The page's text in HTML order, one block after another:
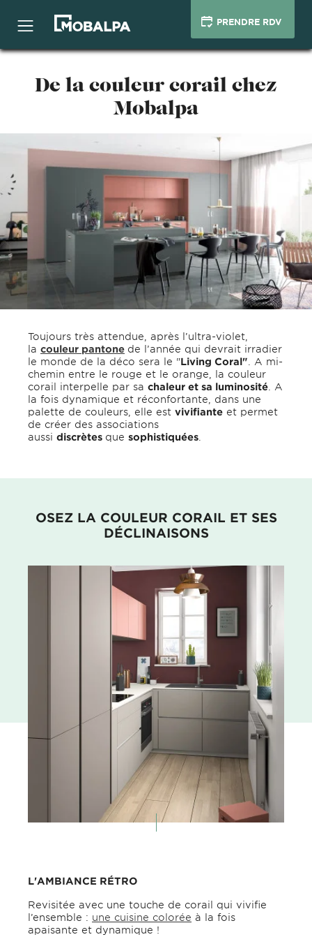
PRENDRE RDV
De la couleur corail chez
Mobalpa
Toujours très attendue, après l’ultra-violet,
la couleur pantone de l’année qui devrait irradier
le monde de la déco sera le "Living Coral" . A mi-
chemin entre le rouge et le orange, la couleur
corail interpelle par sa chaleur et sa luminosité . A
la fois dynamique et réconfortante, dans une
palette de couleurs, elle est vivifiante et permet
de créer des associations
aussi discrètes que sophistiquées
OSEZ LA COULEUR CORAIL ET SES
DÉCLINAISONS
L'AMBIANCE RÉTRO
Revisitée avec une touche de corail qui vivifie
l’ensemble : une cuisine colorée à la fois
apaisante et dynamique !